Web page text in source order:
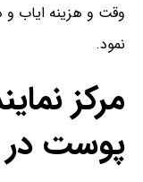
وقت و هزینه ایاب
نمود.
مرکز
پوست